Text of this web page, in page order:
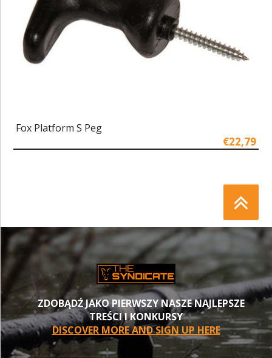
Fox Platform S Peg
€22,79
ZDOBĄDŹ JAKO PIERWSZY NASZE NAJLEPSZE
TREŚCI I KONKURSY
DISCOVER MORE AND SIGN UP HERE